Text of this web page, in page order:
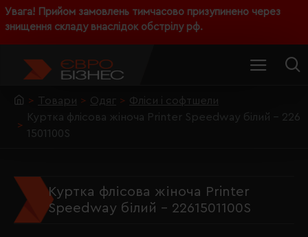
Увага! Прийом замовлень тимчасово призупинено через
знищення складу внаслідок обстрілу рф.
Товари Одяг
Фліси і софтшели
Куртка флісова жіноча Printer Speedway білий - 226
1501100S
Куртка флісова жіноча Printer
Speedway білий - 2261501100S